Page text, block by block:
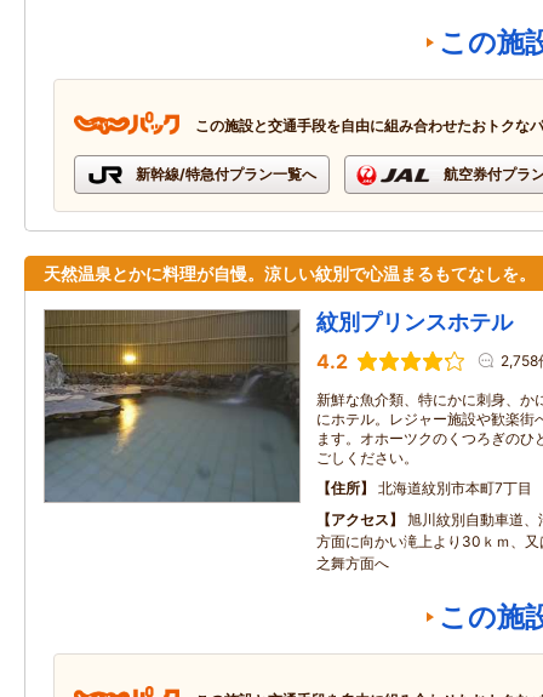
この施
この施設と交通手段を自由に組み合わせたおトクな
新幹線/特急付プラン一覧へ 航空券付プラ
天然温泉とかに料理が自慢。涼しい紋別で心温まるもてなしを。
紋別プリンスホテル
4.2 2,758
新鮮な魚介類、特にかに刺身、か
にホテル。レジャー施設や歓楽街
ます。オホーツクのくつろぎのひ
ごしください。
住所
北海道紋別市本町7丁目
アクセス
旭川紋別自動車道
方面に向かい滝上より30ｋｍ、
之舞方面へ
この施